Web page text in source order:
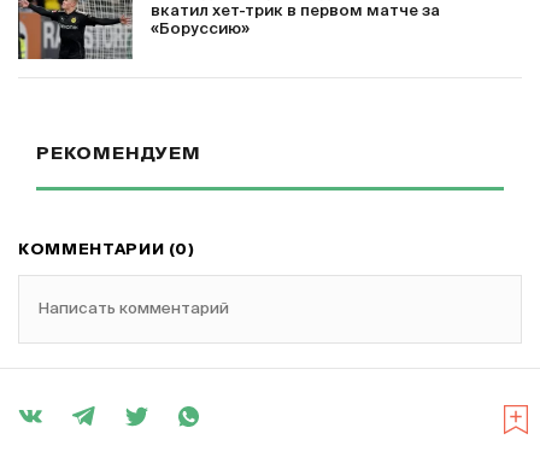
вкатил хет-трик в первом матче за
«Боруссию»
РЕКОМЕНДУЕМ
КОММЕНТАРИИ (0)
Написать комментарий